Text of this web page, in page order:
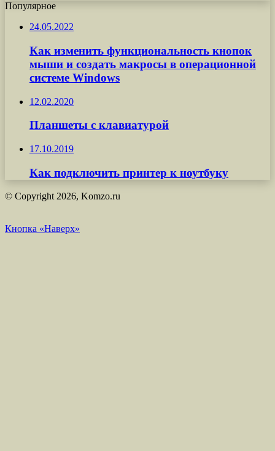
Популярное
24.05.2022
Как изменить функциональность кнопок
мыши и создать макросы в операционной
системе Windows
12.02.2020
Планшеты с клавиатурой
17.10.2019
Как подключить принтер к ноутбуку
© Copyright 2026, Komzo.ru
Кнопка «Наверх»